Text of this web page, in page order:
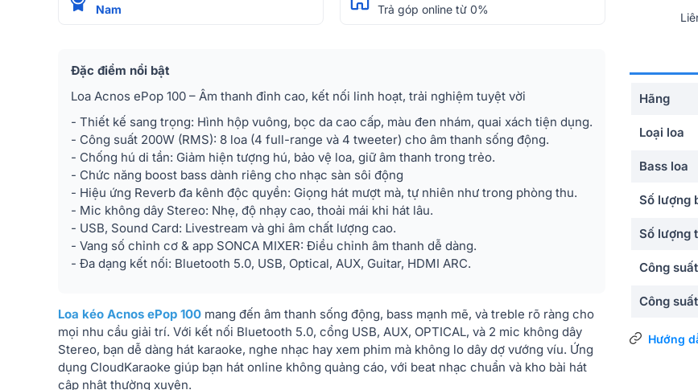
Nam
Trả góp online từ 0%
Đặc điểm nổi bật
Loa Acnos ePop 100 – Âm thanh đỉnh cao, kết nối linh hoạt, trải nghiệm tuyệt vời
- Thiết kế sang trọng: Hình hộp vuông, bọc da cao cấp, màu đen nhám, quai xách tiện dụng.
- Công suất 200W (RMS): 8 loa (4 full-range và 4 tweeter) cho âm thanh sống động.
- Chống hú di tần: Giảm hiện tượng hú, bảo vệ loa, giữ âm thanh trong trẻo.
- Chức năng boost bass dành riêng cho nhạc sàn sôi động
- Hiệu ứng Reverb đa kênh độc quyền: Giọng hát mượt mà, tự nhiên như trong phòng thu.
- Mic không dây Stereo: Nhẹ, độ nhạy cao, thoải mái khi hát lâu.
- USB, Sound Card: Livestream và ghi âm chất lượng cao.
- Vang số chỉnh cơ & app SONCA MIXER: Điều chỉnh âm thanh dễ dàng.
- Đa dạng kết nối: Bluetooth 5.0, USB, Optical, AUX, Guitar, HDMI ARC.
Loa kéo Acnos ePop 100 mang đến âm thanh sống động, bass mạnh mẽ, và treble rõ ràng cho
mọi nhu cầu giải trí. Với kết nối Bluetooth 5.0, cổng USB, AUX, OPTICAL, và 2 mic không dây
Stereo, bạn dễ dàng hát karaoke, nghe nhạc hay xem phim mà không lo dây dợ vướng víu. Ứng
dụng CloudKaraoke giúp bạn hát online không quảng cáo, với beat nhạc chuẩn và kho bài hát
cập nhật thường xuyên.
Hãng
Loại loa
Bass loa
Số lượng
Số lượng
Công
Công
Phím
Hướng